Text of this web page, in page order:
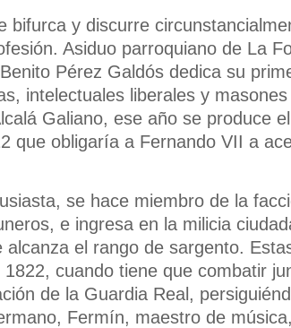
bifurca y discurre
Asiduo parroquiano de La
Pérez Galdós dedica su
intelectuales liberales y
Galiano, ese año se produce
que obligaría a Fernando VII a
se hace miembro de la
e ingresa en la milicia
alcanza el rango de sargento.
cuando tiene que combatir
de la Guardia Real,
Fermín, maestro de